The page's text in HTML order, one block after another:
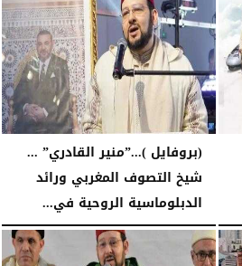
(بروفايل )...”منير القادري” ...
شيخ التصوف المغربي ورائد
الدبلوماسية الروحية في...
الإثنين، 18 مايو 2026 10:56 صـ